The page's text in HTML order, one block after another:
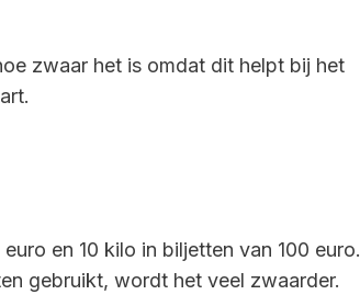
zwaar het is omdat dit helpt bij het
en 10 kilo in biljetten van 100 euro.
gebruikt, wordt het veel zwaarder.